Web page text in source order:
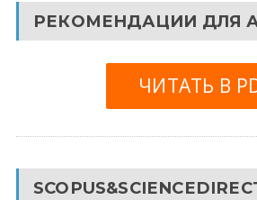
РЕКОМЕНДАЦИИ ДЛЯ
ЧИТАТЬ В